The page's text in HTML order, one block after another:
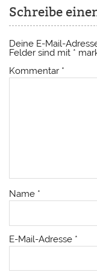
Schreibe
Deine E-Mail-
Felder sind mit *
Kommentar *
Name *
E-Mail-Adresse *